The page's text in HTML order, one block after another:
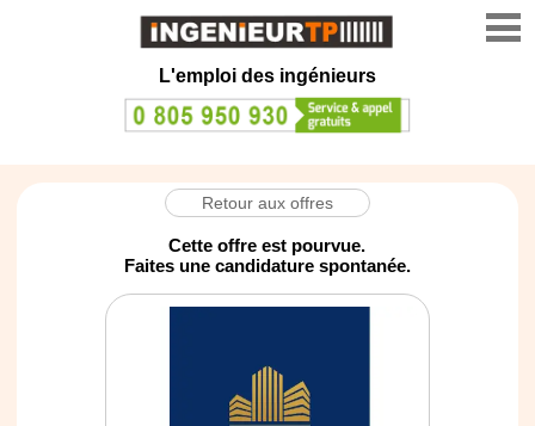
L'emploi des ingénieurs
Retour aux offres
Cette offre est pourvue.
Faites une candidature spontanée.